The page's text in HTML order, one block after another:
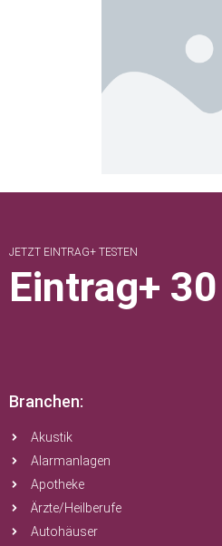
JETZT EINTRAG+ TESTEN
Eintrag+
Branchen:
Akustik
Alarmanlagen
Apotheke
Ärzte/Heilberufe
Autohäuser